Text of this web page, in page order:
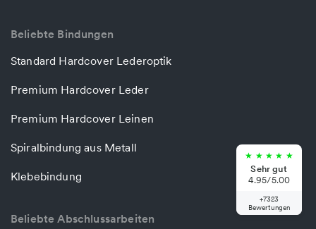
Beliebte Bindungen
Standard Hardcover Lederoptik
Premium Hardcover Leder
Premium Hardcover Leinen
Spiralbindung aus Metall
Klebebindung
Beliebte Abschlussarbeiten
★
★
★
★
★
Sehr gut
4.95/5.00
+7323
Bewertungen